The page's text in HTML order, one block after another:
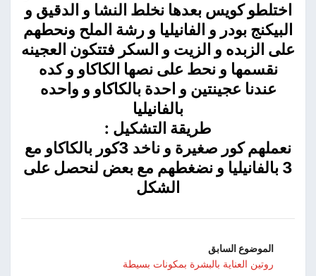
اختلطو كويس بعدها نخلط النشا و الدقيق و
البيكنج بودر و الفانيليا و رشة الملح ونحطهم
على الزبده و الزيت و السكر فتتكون العجينه
نقسمها و نحط على نصها الكاكاو و كده
عندنا عجينتين و احدة بالكاكاو و واحده
بالفانيليا
طريقة التشكيل :
نعملهم كور صغيرة و ناخد 3كور بالكاكاو مع
3 بالفانيليا و نضغطهم مع بعض لنحصل على
الشكل
الموضوع السابق
روتين العناية بالبشرة بمكونات بسيطة